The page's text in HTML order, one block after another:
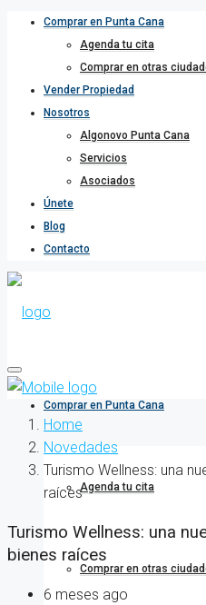
Comprar en Punta Cana
Agenda tu cita
Comprar en otras
Vender Propiedad
Nosotros
Algonovo Punta Cana
Servicios
Asociados
Únete
Blog
Contacto
Comprar en Punta Cana
Agenda tu cita
Comprar en otras
Home
Novedades
Turismo Wellness: una
raíces
Turismo Wellness: una
bienes raíces
6 meses ago